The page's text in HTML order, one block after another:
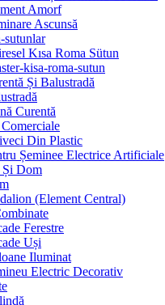
Amorf
Ascunsă
sutunlar
Kısa Roma Sütun
kisa-roma-sutun
Și Balustradă
Curentă
Din Plastic
Șeminee Electrice Artificiale
Dom
(Element Central)
Ferestre
Uși
Iluminat
Electric Decorativ